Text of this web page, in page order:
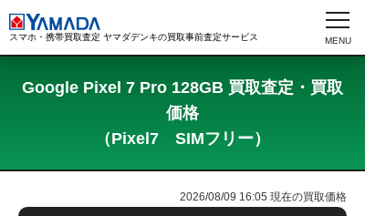
スマホ・携帯買取査定 ヤマダデンキの買取事前査定サービス
Google Pixel 7 Pro 128GB 買取査定・買取
価格
（Pixel7 SIMフリー）
2026/08/09 16:05 現在の買取価格